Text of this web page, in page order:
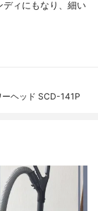
ディにもなり、細い
ヘッド SCD-141P